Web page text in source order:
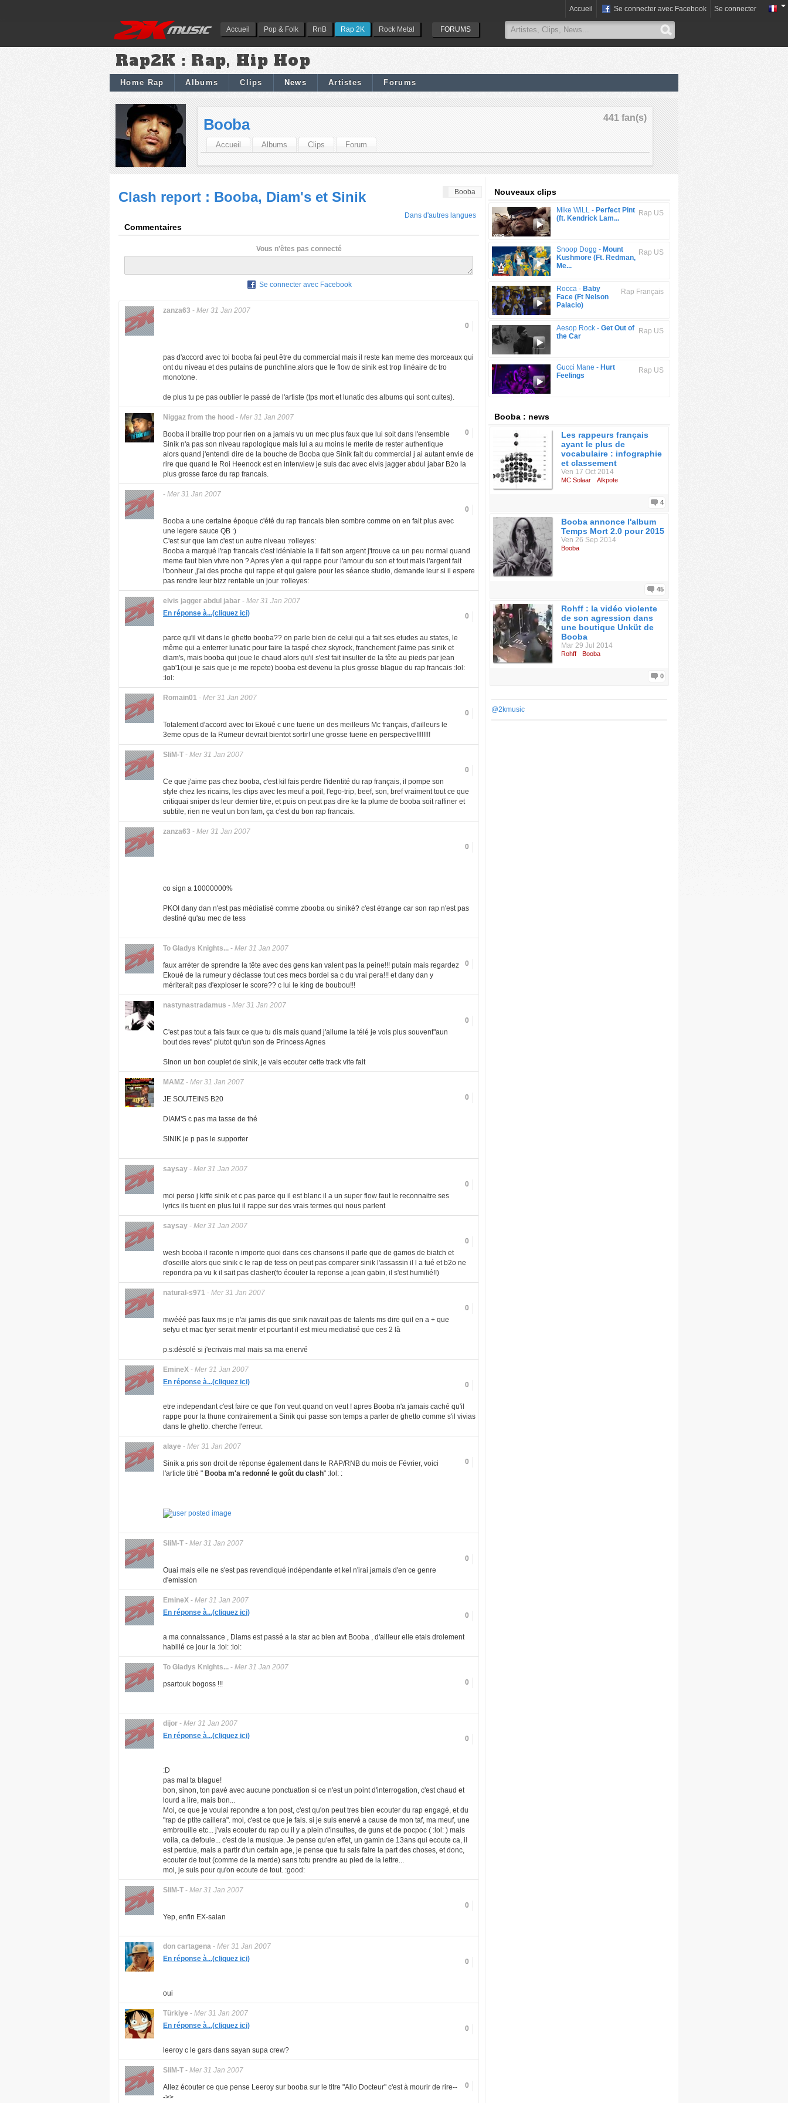
Accueil Pop & Folk RnB Rap 2K Rock Metal FORUMS
Accueil Se connecter avec Facebook Se connecter
Rap2K : Rap, Hip Hop
Home Rap Albums Clips News Artistes Forums
441 fan(s)
Booba
Accueil Albums Clips Forum
Booba
Clash report : Booba, Diam's et Sinik
Dans d'autres langues
Commentaires
Vous n'êtes pas connecté
Se connecter avec Facebook
zanza63 - Mer 31 Jan 2007
0
pas d'accord avec toi booba fai peut être du commercial mais il reste kan meme des morceaux qui
ont du niveau et des putains de punchline.alors que le flow de sinik est trop linéaire dc tro
monotone.
de plus tu pe pas oublier le passé de l'artiste (tps mort et lunatic des albums qui sont cultes).
Niggaz from the hood - Mer 31 Jan 2007
0
Booba il braille trop pour rien on a jamais vu un mec plus faux que lui soit dans l'ensemble
Sinik n'a pas son niveau rapologique mais lui a au moins le merite de rester authentique
alors quand j'entendi dire de la bouche de Booba que Sinik fait du commercial j ai autant envie de
rire que quand le Roi Heenock est en interwiew je suis dac avec elvis jagger abdul jabar B2o la
plus grosse farce du rap francais.
- Mer 31 Jan 2007
0
Booba a une certaine époque c'été du rap francais bien sombre comme on en fait plus avec
une legere sauce QB :)
C'est sur que Iam c'est un autre niveau :rolleyes:
Booba a marqué l'rap francais c'est idéniable la il fait son argent j'trouve ca un peu normal quand
meme faut bien vivre non ? Apres y'en a qui rappe pour l'amour du son et tout mais l'argent fait
l'bonheur ,j'ai des proche qui rappe et qui galere pour les séance studio, demande leur si il espere
pas rendre leur bizz rentable un jour :rolleyes:
elvis jagger abdul jabar - Mer 31 Jan 2007
0
En réponse à...(cliquez ici)
parce qu'il vit dans le ghetto booba?? on parle bien de celui qui a fait ses etudes au states, le
même qui a enterrer lunatic pour faire la taspé chez skyrock, franchement j'aime pas sinik et
diam's, mais booba qui joue le chaud alors qu'il s'est fait insulter de la tête au pieds par jean
gab'1(oui je sais que je me repete) booba est devenu la plus grosse blague du rap francais :lol:
:lol:
Romain01 - Mer 31 Jan 2007
0
Totalement d'accord avec toi Ekoué c une tuerie un des meilleurs Mc français, d'ailleurs le
3eme opus de la Rumeur devrait bientot sortir! une grosse tuerie en perspective!!!!!!!!
SliM-T - Mer 31 Jan 2007
0
Ce que j'aime pas chez booba, c'est kil fais perdre l'identité du rap français, il pompe son
style chez les ricains, les clips avec les meuf a poil, l'ego-trip, beef, son, bref vraiment tout ce que
critiquai sniper ds leur dernier titre, et puis on peut pas dire ke la plume de booba soit raffiner et
subtile, rien ne veut un bon Iam, ça c'est du bon rap francais.
zanza63 - Mer 31 Jan 2007
0
co sign a 10000000%
PKOI dany dan n'est pas médiatisé comme zbooba ou siniké? c'est étrange car son rap n'est pas
destiné qu'au mec de tess
To Gladys Knights... - Mer 31 Jan 2007
0
faux arréter de sprendre la tête avec des gens kan valent pas la peine!!! putain mais regardez
Ekoué de la rumeur y déclasse tout ces mecs bordel sa c du vrai pera!!! et dany dan y
mériterait pas d'exploser le score?? c lui le king de boubou!!!
nastynastradamus - Mer 31 Jan 2007
0
C'est pas tout a fais faux ce que tu dis mais quand j'allume la télé je vois plus souvent"aun
bout des reves" plutot qu'un son de Princess Agnes
SInon un bon couplet de sinik, je vais ecouter cette track vite fait
MAMZ - Mer 31 Jan 2007
0
JE SOUTEINS B20
DIAM'S c pas ma tasse de thé
SINIK je p pas le supporter
saysay - Mer 31 Jan 2007
0
moi perso j kiffe sinik et c pas parce qu il est blanc il a un super flow faut le reconnaitre ses
lyrics ils tuent en plus lui il rappe sur des vrais termes qui nous parlent
saysay - Mer 31 Jan 2007
0
wesh booba il raconte n importe quoi dans ces chansons il parle que de gamos de biatch et
d'oseille alors que sinik c le rap de tess on peut pas comparer sinik l'assassin il l a tué et b2o ne
repondra pa vu k il sait pas clasher(fo écouter la reponse a jean gabin, il s'est humilié!!)
natural-s971 - Mer 31 Jan 2007
0
mwééé pas faux ms je n'ai jamis dis que sinik navait pas de talents ms dire quil en a + que
sefyu et mac tyer serait mentir et pourtant il est mieu mediatisé que ces 2 là
p.s:désolé si j'ecrivais mal mais sa ma enervé
EmineX - Mer 31 Jan 2007
0
En réponse à...(cliquez ici)
etre independant c'est faire ce que l'on veut quand on veut ! apres Booba n'a jamais caché qu'il
rappe pour la thune contrairement a Sinik qui passe son temps a parler de ghetto comme s'il vivias
dans le ghetto. cherche l'erreur.
alaye - Mer 31 Jan 2007
0
Sinik a pris son droit de réponse également dans le RAP/RNB du mois de Février, voici
l'article titré " Booba m'a redonné le goût du clash" :lol: :
SliM-T - Mer 31 Jan 2007
0
Ouai mais elle ne s'est pas revendiqué indépendante et kel n'irai jamais d'en ce genre
d'emission
EmineX - Mer 31 Jan 2007
0
En réponse à...(cliquez ici)
a ma connaissance , Diams est passé a la star ac bien avt Booba , d'ailleur elle etais drolement
habillé ce jour la :lol: :lol:
To Gladys Knights... - Mer 31 Jan 2007
0
psartouk bogoss !!!
dijor - Mer 31 Jan 2007
0
En réponse à...(cliquez ici)
:D
pas mal ta blague!
bon, sinon, ton pavé avec aucune ponctuation si ce n'est un point d'interrogation, c'est chaud et
lourd a lire, mais bon...
Moi, ce que je voulai repondre a ton post, c'est qu'on peut tres bien ecouter du rap engagé, et du
"rap de ptite caillera". moi, c'est ce que je fais. si je suis enervé a cause de mon taf, ma meuf, une
embrouille etc... j'vais ecouter du rap ou il y a plein d'insultes, de guns et de pocpoc ( :lol: ) mais
voila, ca defoule... c'est de la musique. Je pense qu'en effet, un gamin de 13ans qui ecoute ca, il
est perdue, mais a partir d'un certain age, je pense que tu sais faire la part des choses, et donc,
ecouter de tout (comme de la merde) sans totu prendre au pied de la lettre...
moi, je suis pour qu'on ecoute de tout. :good:
SliM-T - Mer 31 Jan 2007
0
Yep, enfin EX-saian
don cartagena - Mer 31 Jan 2007
0
En réponse à...(cliquez ici)
oui
Türkiye - Mer 31 Jan 2007
0
En réponse à...(cliquez ici)
leeroy c le gars dans sayan supa crew?
SliM-T - Mer 31 Jan 2007
0
Allez écouter ce que pense Leeroy sur booba sur le titre "Allo Docteur" c'est à mourir de rire--
->>
Nouveaux clips
Rap US
Mike WiLL - Perfect Pint
(ft. Kendrick Lam...
Rap US
Snoop Dogg - Mount
Kushmore (Ft. Redman,
Me...
Rap Français
Rocca - Baby
Face (Ft Nelson
Palacio)
Rap US
Aesop Rock - Get Out of
the Car
Rap US
Gucci Mane - Hurt
Feelings
Booba : news
Les rappeurs français
ayant le plus de
vocabulaire : infographie
et classement
Ven 17 Oct 2014
MC Solaar Alkpote
4
Booba annonce l'album
Temps Mort 2.0 pour 2015
Ven 26 Sep 2014
Booba
45
Rohff : la vidéo violente
de son agression dans
une boutique Unküt de
Booba
Mar 29 Jul 2014
Rohff Booba
0
@2kmusic